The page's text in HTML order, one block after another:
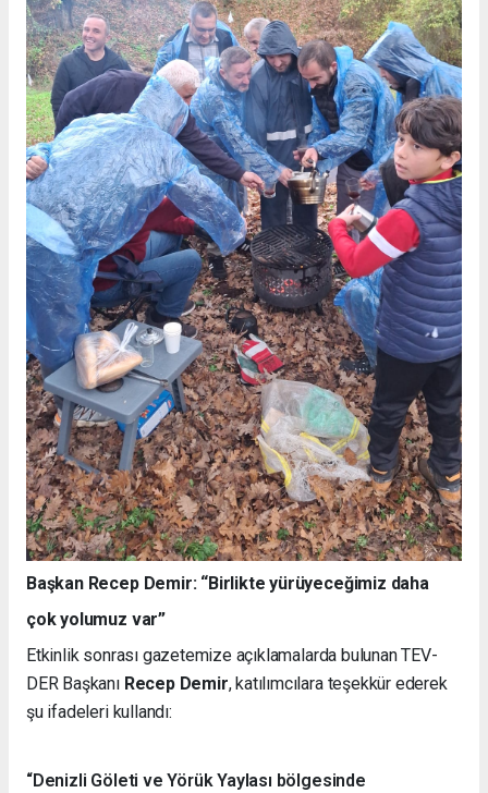
Başkan Recep Demir: “Birlikte yürüyeceğimiz daha
çok yolumuz var”
Etkinlik sonrası gazetemize açıklamalarda bulunan TEV-
DER Başkanı Recep Demir, katılımcılara teşekkür ederek
şu ifadeleri kullandı:
“Denizli Göleti ve Yörük Yaylası bölgesinde